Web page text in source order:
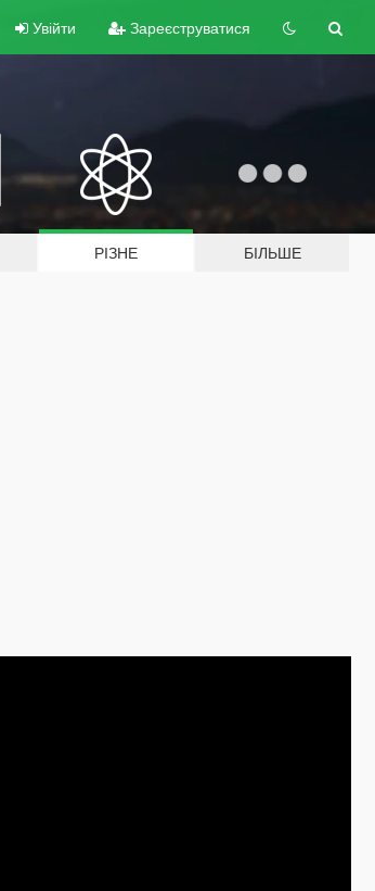
Увійти Зареєструватися
РІЗНЕ БІЛЬШЕ